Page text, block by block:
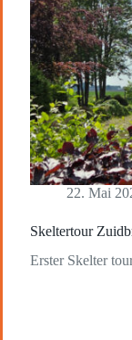
22. Mai
Skeltertour
Erster Skelter